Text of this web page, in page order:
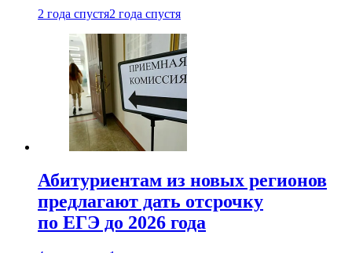
2 года спустя2 года спустя
Абитуриентам из новых регионов
предлагают дать отсрочку
по ЕГЭ до 2026 года